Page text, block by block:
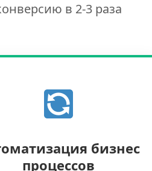
в 2-3 раза
бизнес
процессов